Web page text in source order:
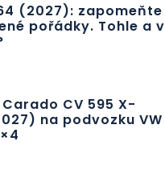
(2027): zapomeňte
pořádky. Tohle a v
Carado CV 595 X-
na podvozku VW